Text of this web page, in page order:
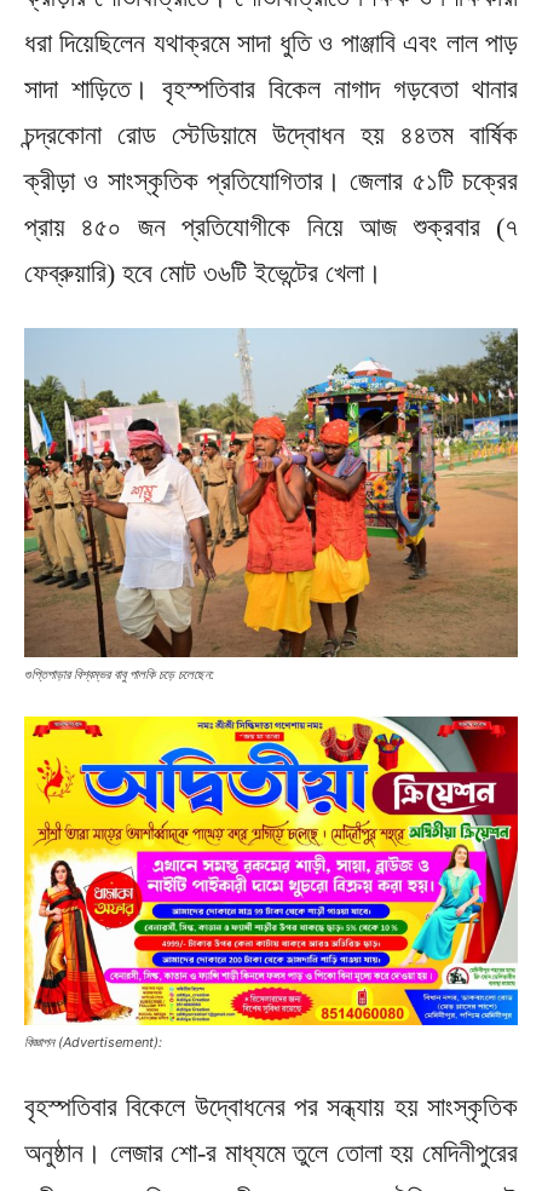
ধরা দিয়েছিলেন যথাক্রমে সাদা ধুতি ও পাঞ্জাবি এবং লাল পাড়
সাদা শাড়িতে। বৃহস্পতিবার বিকেল নাগাদ গড়বেতা থানার
চন্দ্রকোনা রোড স্টেডিয়ামে উদ্বোধন হয় ৪৪তম বার্ষিক
ক্রীড়া ও সাংস্কৃতিক প্রতিযোগিতার। জেলার ৫১টি চক্রের
প্রায় ৪৫০ জন প্রতিযোগীকে নিয়ে আজ শুক্রবার (৭
ফেব্রুয়ারি) হবে মোট ৩৬টি ইভেন্টের খেলা।
গুপ্তিপাড়ার বিশ্বম্ভর বাবু পালকি চড়ে চলেছেন:
বিজ্ঞাপন (Advertisement):
বৃহস্পতিবার বিকেলে উদ্বোধনের পর সন্ধ্যায় হয় সাংস্কৃতিক
অনুষ্ঠান। লেজার শো-র মাধ্যমে তুলে তোলা হয় মেদিনীপুরের